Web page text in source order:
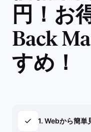
円！お
Back
すめ！
1. Webから簡単